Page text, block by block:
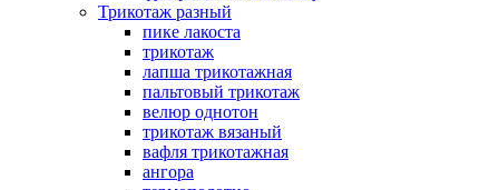
Трикотаж разный
пике лакоста
трикотаж
лапша трикотажная
пальтовый трикотаж
велюр однотон
трикотаж вязаный
вафля трикотажная
ангора